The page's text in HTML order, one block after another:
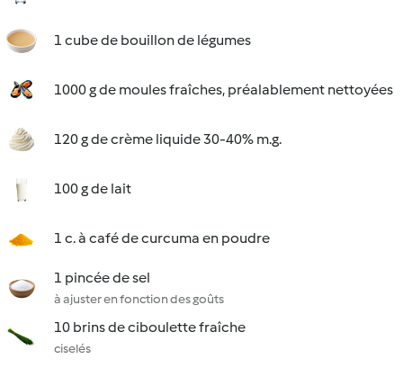
1 cube de bouillon de légumes
1000 g de moules fraîches, préalablement nettoyées
120 g de crème liquide 30-40% m.g.
100 g de lait
1 c. à café de curcuma en poudre
1 pincée de sel
à ajuster en fonction des goûts
10 brins de ciboulette fraîche
ciselés